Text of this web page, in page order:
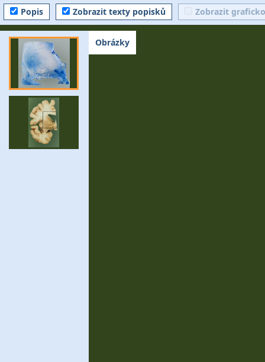
Popis Zobrazit texty popisků Zobrazit
Obrázky